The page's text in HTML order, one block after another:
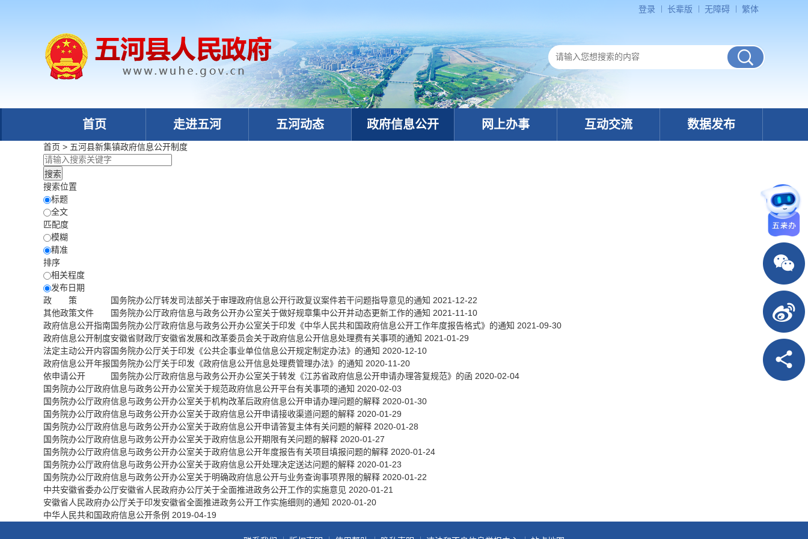
登录 长辈版 无障碍 繁体
首页 走进五河 五河动态 政府信息公开 网上办事 互动交流 数据发布
首页 > 五河县新集镇政府信息公开制度
搜索位置
标题
全文
匹配度
模糊
精准
排序
相关程度
发布日期
政 策
其他政策文件
政府信息公开指南
政府信息公开制度
法定主动公开内容
政府信息公开年报
依申请公开
国务院办公厅转发司法部关于审理政府信息公开行政复议案件若干问题指导意见的通知 2021-12-22
国务院办公厅政府信息与政务公开办公室关于做好规章集中公开并动态更新工作的通知 2021-11-10
国务院办公厅政府信息与政务公开办公室关于印发《中华人民共和国政府信息公开工作年度报告格式》的通知 2021-09-30
安徽省财政厅安徽省发展和改革委员会关于政府信息公开信息处理费有关事项的通知 2021-01-29
国务院办公厅关于印发《公共企事业单位信息公开规定制定办法》的通知 2020-12-10
国务院办公厅关于印发《政府信息公开信息处理费管理办法》的通知 2020-11-20
国务院办公厅政府信息与政务公开办公室关于转发《江苏省政府信息公开申请办理答复规范》的函 2020-02-04
国务院办公厅政府信息与政务公开办公室关于规范政府信息公开平台有关事项的通知 2020-02-03
国务院办公厅政府信息与政务公开办公室关于机构改革后政府信息公开申请办理问题的解释 2020-01-30
国务院办公厅政府信息与政务公开办公室关于政府信息公开申请接收渠道问题的解释 2020-01-29
国务院办公厅政府信息与政务公开办公室关于政府信息公开申请答复主体有关问题的解释 2020-01-28
国务院办公厅政府信息与政务公开办公室关于政府信息公开期限有关问题的解释 2020-01-27
国务院办公厅政府信息与政务公开办公室关于政府信息公开年度报告有关项目填报问题的解释 2020-01-24
国务院办公厅政府信息与政务公开办公室关于政府信息公开处理决定送达问题的解释 2020-01-23
国务院办公厅政府信息与政务公开办公室关于明确政府信息公开与业务查询事项界限的解释 2020-01-22
中共安徽省委办公厅安徽省人民政府办公厅关于全面推进政务公开工作的实施意见 2020-01-21
安徽省人民政府办公厅关于印发安徽省全面推进政务公开工作实施细则的通知 2020-01-20
中华人民共和国政府信息公开条例 2019-04-19
政务微博